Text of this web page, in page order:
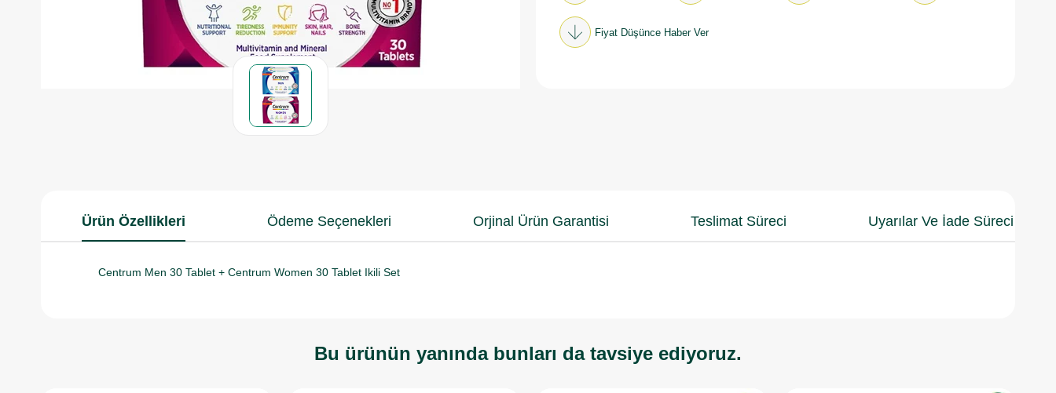
Fiyat Düşünce Haber Ver
Ürün Özellikleri Ödeme Seçenekleri Orjinal Ürün Garantisi Teslimat Süreci Uyarılar Ve İade Süreci
Centrum Men 30 Tablet + Centrum Women 30 Tablet Ikili Set
Bu ürünün yanında bunları da tavsiye ediyoruz.